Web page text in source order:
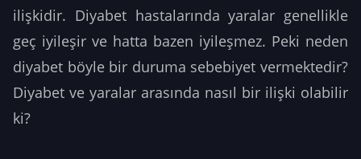
ilişkidir. Diyabet hastalarında yaralar genellikle
geç iyileşir ve hatta bazen iyileşmez. Peki neden
diyabet böyle bir duruma sebebiyet vermektedir?
Diyabet ve yaralar arasında nasıl bir ilişki olabilir
ki?